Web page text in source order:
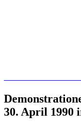
30. April 1990